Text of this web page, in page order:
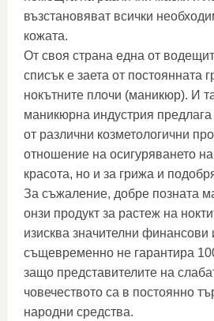
възстановяват всички
кожата.
От своя страна една от
списък е заета от постоянната
нокътните плочи (маникюр). И
маникюрна индустрия предлага
от различни козметологични
отношение на осигуряването
красота, но и за грижа и
За съжаление, добре позната
онзи продукт за растеж на
изисква значителни финансови
същевременно не гарантира
защо представителите на
човечеството са в постоянно
народни средства.